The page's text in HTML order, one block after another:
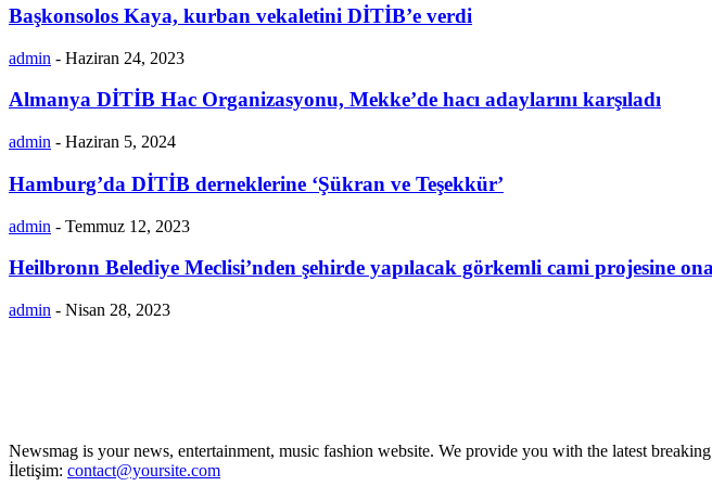
Başkonsolos Kaya, kurban vekaletini DİTİB’e verdi
admin - Haziran 24, 2023
Almanya DİTİB Hac Organizasyonu, Mekke’de hacı adaylarını karşıladı
admin - Haziran 5, 2024
Hamburg’da DİTİB derneklerine ‘Şükran ve Teşekkür’
admin - Temmuz 12, 2023
Heilbronn Belediye Meclisi’nden şehirde yapılacak görkemli cami projesine
admin - Nisan 28, 2023
Newsmag is your news, entertainment, music fashion website. We provide you with the latest
İletişim: contact@yoursite.com